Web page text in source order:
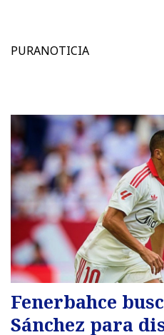
PURANOTICIA
Fenerbahce
Sánchez para